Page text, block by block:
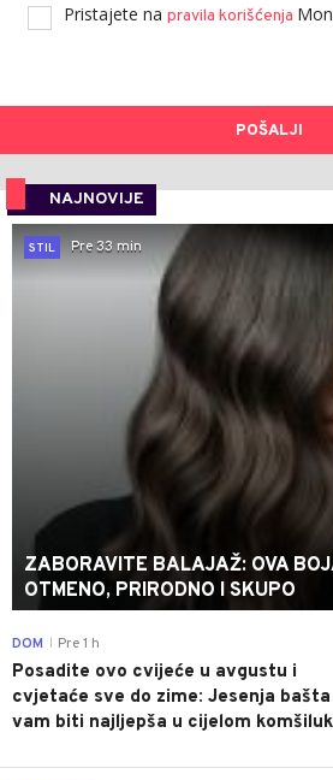
Pristajete na pravila korišćenja
POŠALJI
NAJNOVIJE
STIL
Pre 33 min
ZABORAVITE BALAJAŽ: OVA
OTMENO, PRIRODNO I SKUPO
DOM Pre 1 h
Posadite ovo cvijeće u avgustu i
cvjetaće sve do zime: Jesenja bašta
vam biti najljepša u cijelom